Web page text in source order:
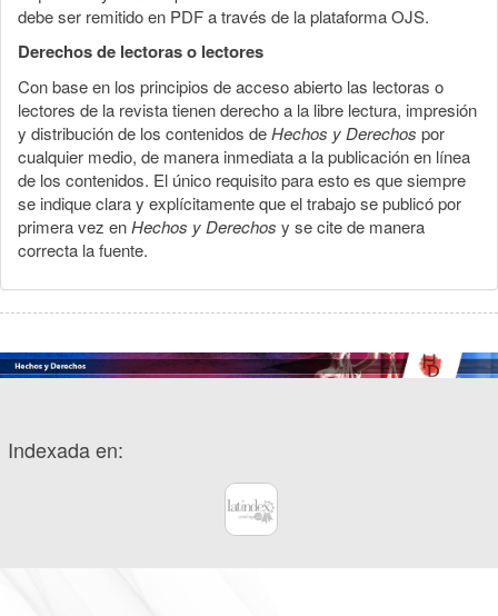
debe ser remitido en PDF a través de la plataforma OJS.
Derechos de lectoras o lectores
Con base en los principios de acceso abierto las lectoras o
lectores de la revista tienen derecho a la libre lectura, impresión
y distribución de los contenidos deHechos y Derechos por
cualquier medio, de manera inmediata a la publicación en línea
de los contenidos. El único requisito para esto es que siempre
se indique clara y explícitamente que el trabajo se publicó por
primera vez enHechos y Derechos y se cite de manera
correcta la fuente.
Indexada en: